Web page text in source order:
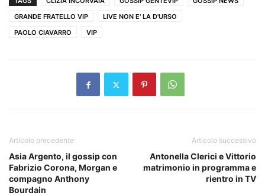
GRANDE FRATELLO VIP
LIVE NON E' LA D'URSO
PAOLO CIAVARRO
VIP
Articolo precedente
Asia Argento, il gossip con
Fabrizio Corona, Morgan e
compagno Anthony
Bourdain
Articolo successivo
Antonella Clerici e Vittorio
matrimonio in programma e
rientro in TV